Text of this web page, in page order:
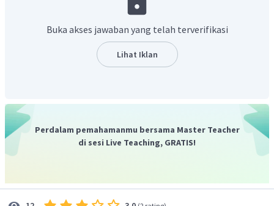
yang lazim digunakan di bidang keilmuan.
dalam KBBI berarti 'pengaruh kuat yang mendatangkan
akibat' termasuk kosakata emotif.
Buka akses jawaban yang telah terverifikasi
Lihat Iklan
Perdalam pemahamanmu bersama Master Teacher
di sesi Live Teaching, GRATIS!